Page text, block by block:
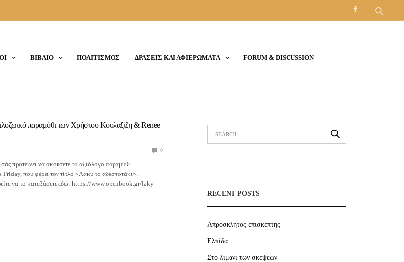
ΒΙΒΛΙΟ ΠΟΛΙΤΙΣΜΟΣ ΔΡΑΣΕΙΣ ΚΑΙ ΑΦΙΕΡΩΜΑΤΑ FORUM & DISCUSSION
παραμύθι των Χρήστου Κουλαξίζη & Renee
0
προτείνει να ακούσετε το αξιόλογο παραμύθι
που φέρει τον τίτλο «Λάκυ το αδεσποτάκι».
να το κατεβάσετε εδώ: https://www.openbook.gr/laky-
RECENT POSTS
Απρόσκλητος επισκέπτης
Ελπίδα
Στο λιμάνι των σκέψεων